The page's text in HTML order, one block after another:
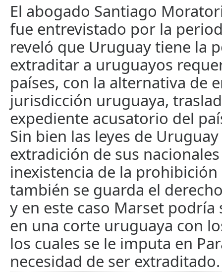
El abogado Santiago
fue entrevistado por la
reveló que Uruguay tiene la
extraditar a uruguayos
países, con la alternativa de
jurisdicción uruguaya,
expediente acusatorio del
Sin bien las leyes de
extradición de sus
inexistencia de la prohibición
también se guarda el
y en este caso Marset
en una corte uruguaya con
los cuales se le imputa en
necesidad de ser extraditado.